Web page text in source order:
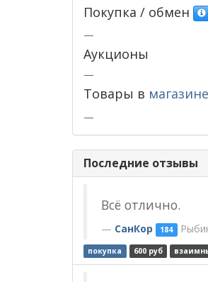
Покупка / обмен
—
Аукционы
—
Товары в магазине
—
Последние отзывы
Всё отлично.
СанКор 184
покупка 600 руб